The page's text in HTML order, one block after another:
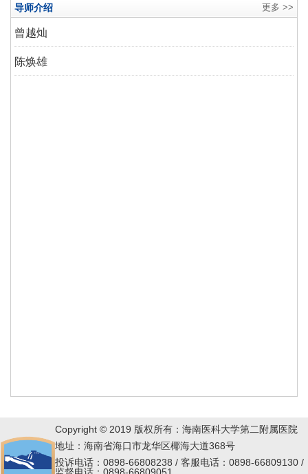
导师介绍 更多 >>
曾越灿
陈焕雄
Copyright © 2019 版权所有：海南医科大学第二附属医院
地址：海南省海口市龙华区椰海大道368号
投诉电话：0898-66808238 / 客服电话：0898-66809130 /